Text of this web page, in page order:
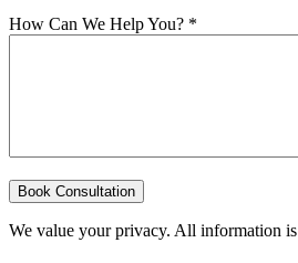
How Can We Help You? *
We value your privacy. All information